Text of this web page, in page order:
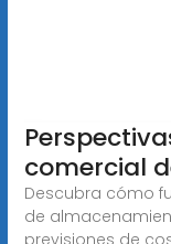
comercial
Descubra cómo
de
previsiones de